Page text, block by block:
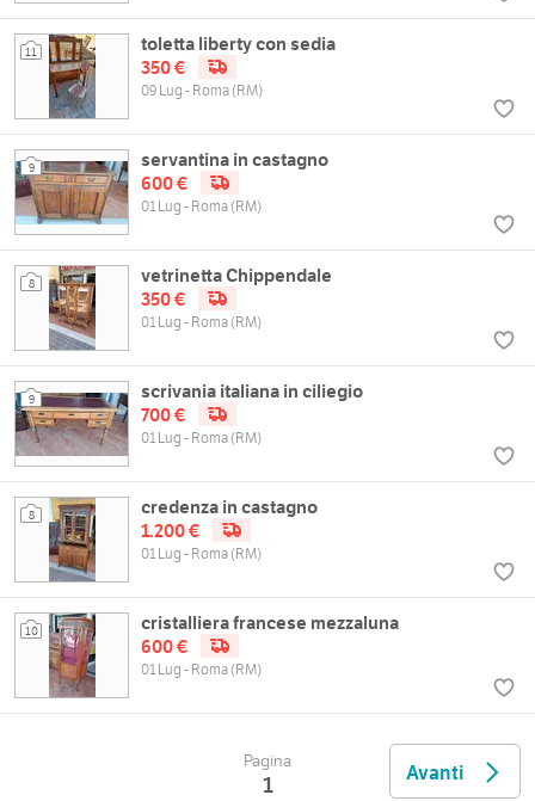
11
toletta liberty con sedia
350 €
09 Lug - Roma (RM)
9
servantina in castagno
600 €
01 Lug - Roma (RM)
8
vetrinetta Chippendale
350 €
01 Lug - Roma (RM)
9
scrivania italiana in ciliegio
700 €
01 Lug - Roma (RM)
8
credenza in castagno
1.200 €
01 Lug - Roma (RM)
10
cristalliera francese mezzaluna
600 €
01 Lug - Roma (RM)
Pagina
1 Avanti